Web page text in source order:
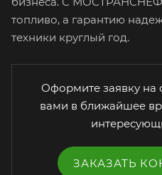
топливо, а гарантию
техники круглый год.
Оформите заявку на
вами в ближайшее
ЗАКАЗАТЬ